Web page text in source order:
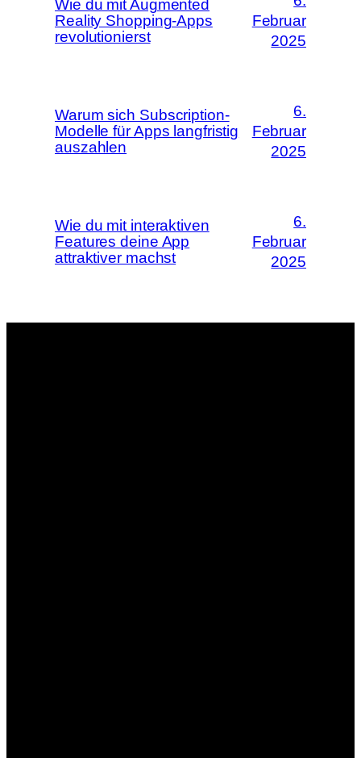
Wie du mit Augmented
Reality Shopping-Apps
revolutionierst
Februar
2025
Warum sich Subscription-
Modelle für Apps langfristig
auszahlen
6.
Februar
2025
Wie du mit interaktiven
Features deine App
attraktiver machst
6.
Februar
2025